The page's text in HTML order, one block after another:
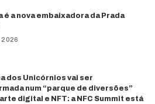
é a nova embaixadora da Prada
2026
dos Unicórnios vai ser
num “parque de diversões”
digital e NFT: a NFC Summit está